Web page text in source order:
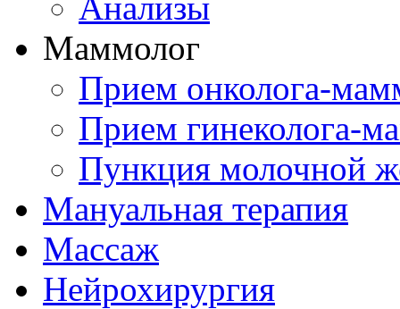
Маммолог
Прием онколога-
Прием гинеколога-
Пункция молочной
Мануальная терапия
Массаж
Нейрохирургия